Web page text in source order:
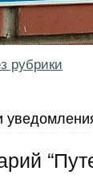
рубрики